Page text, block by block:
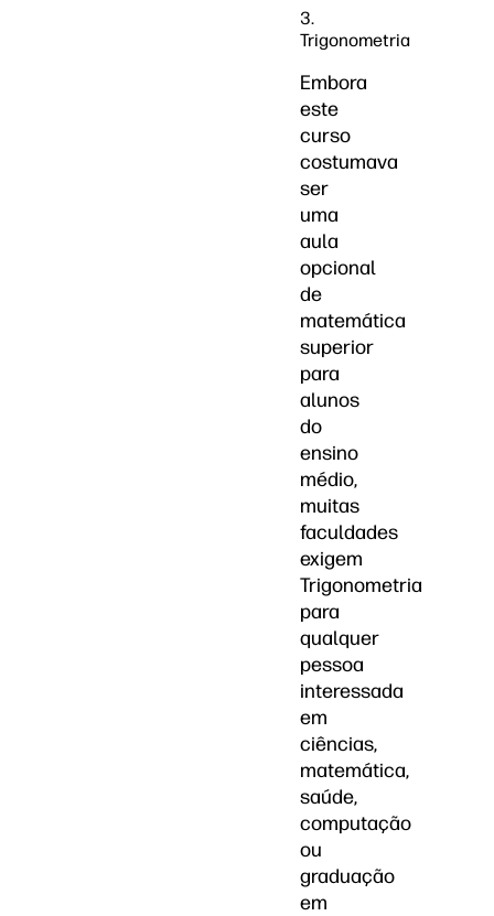
3.
Trigonometria
Embora
este
curso
costumava
ser
uma
aula
opcional
de
matemática
superior
para
alunos
do
ensino
médio,
muitas
faculdades
exigem
Trigonometria
para
qualquer
pessoa
interessada
em
ciências,
matemática,
saúde,
computação
ou
graduação
em